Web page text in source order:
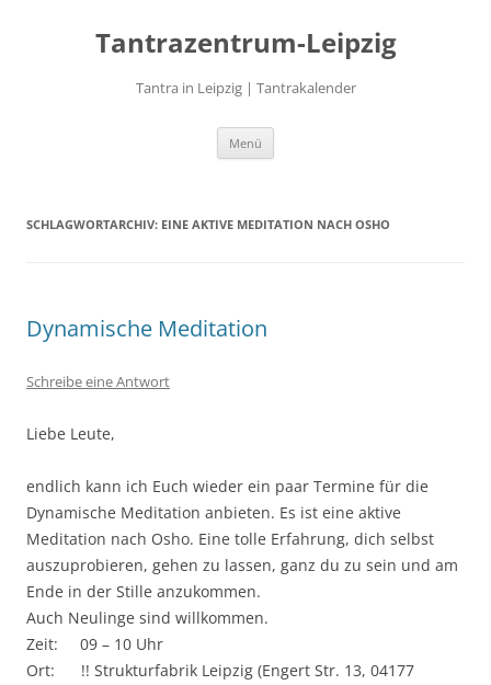
Tantrazentrum-Leipzig
Tantra in Leipzig | Tantrakalender
Menü
SCHLAGWORTARCHIV: EINE AKTIVE MEDITATION NACH OSHO
Dynamische Meditation
Schreibe eine Antwort
Liebe Leute,
endlich kann ich Euch wieder ein paar Termine für die
Dynamische Meditation anbieten. Es ist eine aktive
Meditation nach Osho. Eine tolle Erfahrung, dich selbst
auszuprobieren, gehen zu lassen, ganz du zu sein und am
Ende in der Stille anzukommen.
Auch Neulinge sind willkommen.
Zeit: 09 – 10 Uhr
Ort: !! Strukturfabrik Leipzig (Engert Str. 13, 04177